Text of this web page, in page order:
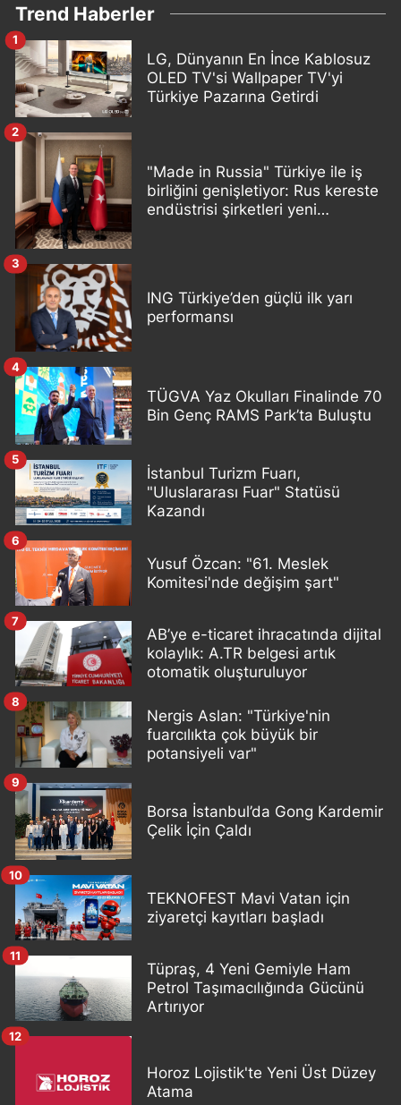
Trend Haberler
LG, Dünyanın En İnce Kablosuz
OLED TV'si Wallpaper TV'yi
Türkiye Pazarına Getirdi
1
"Made in Russia" Türkiye ile iş
birliğini genişletiyor: Rus kereste
endüstrisi şirketleri yeni
2
ING Türkiye’den güçlü ilk yarı
performansı
3
TÜGVA Yaz Okulları Finalinde 70
Bin Genç RAMS Park’ta Buluştu
4
İstanbul Turizm Fuarı,
"Uluslararası Fuar" Statüsü
Kazandı
5
Yusuf Özcan: "61. Meslek
Komitesi'nde değişim şart"
6
AB’ye e-ticaret ihracatında dijital
kolaylık: A.TR belgesi artık
otomatik oluşturuluyor
7
Nergis Aslan: "Türkiye'nin
fuarcılıkta çok büyük bir
potansiyeli var"
8
Borsa İstanbul’da Gong Kardemir
Çelik İçin Çaldı
9
TEKNOFEST Mavi Vatan için
ziyaretçi kayıtları başladı
10
Tüpraş, 4 Yeni Gemiyle Ham
Petrol Taşımacılığında Gücünü
Artırıyor
11
Horoz Lojistik'te Yeni Üst Düzey
Atama
12